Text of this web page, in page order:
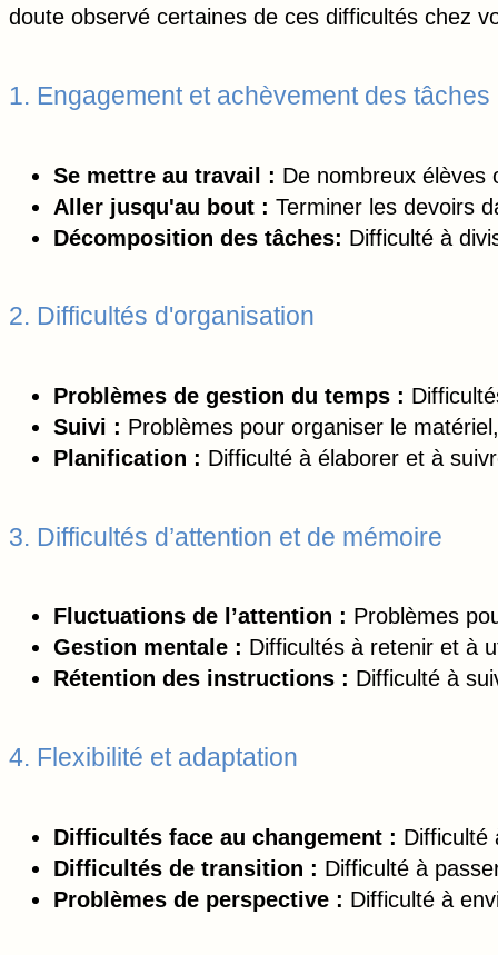
doute observé certaines de ces difficultés chez
1. Engagement et achèvement des tâches
Se mettre au travail : De nombreux élèves
Aller jusqu'au bout : Terminer les devoirs
Décomposition des tâches: Difficulté à
2. Difficultés d'organisation
Problèmes de gestion du temps :
Suivi : Problèmes pour organiser le
Planification : Difficulté à élaborer et à
3. Difficultés d’attention et de mémoire
Fluctuations de l’attention : Problèmes
Gestion mentale : Difficultés à retenir et à
Rétention des instructions : Difficulté à
4. Flexibilité et adaptation
Difficultés face au changement : Difficulté
Difficultés de transition : Difficulté à
Problèmes de perspective : Difficulté à